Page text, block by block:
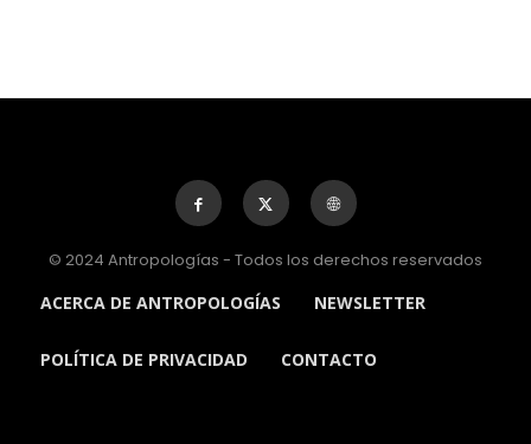
© 2024 Antropologías - Todos los derechos reservados
ACERCA DE ANTROPOLOGÍAS
NEWSLETTER
POLÍTICA DE PRIVACIDAD CONTACTO